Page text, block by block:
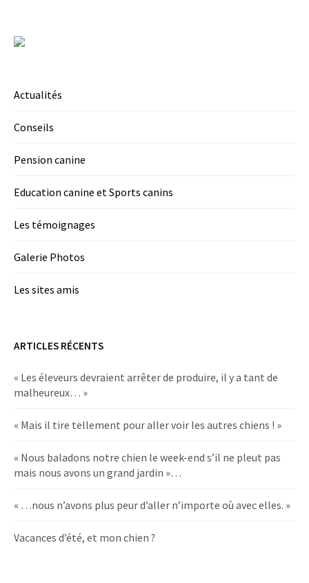
Actualités
Conseils
Pension canine
Education canine et Sports canins
Les témoignages
Galerie Photos
Les sites amis
ARTICLES RÉCENTS
« Les éleveurs devraient arrêter de produire, il y a tant de
malheureux… »
« Mais il tire tellement pour aller voir les autres chiens ! »
« Nous baladons notre chien le week-end s’il ne pleut pas
mais nous avons un grand jardin »…
« …nous n’avons plus peur d’aller n’importe où avec elles. »
Vacances d’été, et mon chien ?